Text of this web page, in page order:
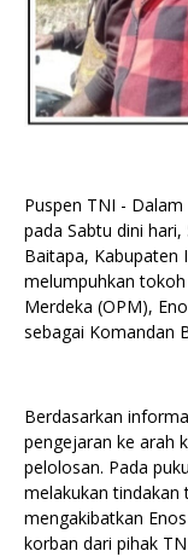
Puspen TNI -
pada Sabtu dini
Baitapa, Kabupaten
melumpuhkan
Merdeka (OPM),
sebagai Komandan
Berdasarkan
pengejaran ke arah
pelolosan. Pada
melakukan
mengakibatkan
korban dari pihak